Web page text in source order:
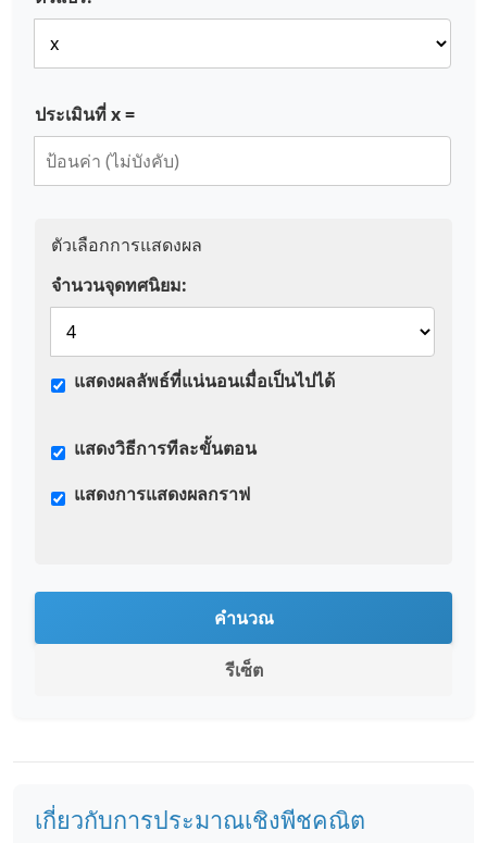
ประเมินที่ x =
ตัวเลือกการแสดงผล
จำนวนจุดทศนิยม:
แสดงผลลัพธ์ที่แน่นอนเมื่อเป็นไปได้
แสดงวิธีการทีละขั้นตอน
แสดงการแสดงผลกราฟ
คำนวณ
รีเซ็ต
เกี่ยวกับการประมาณเชิงพีชคณิต